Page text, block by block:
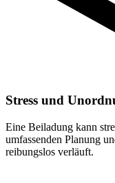
Stress und
Eine Beiladung kann
umfassenden Planung
reibungslos verläuft.